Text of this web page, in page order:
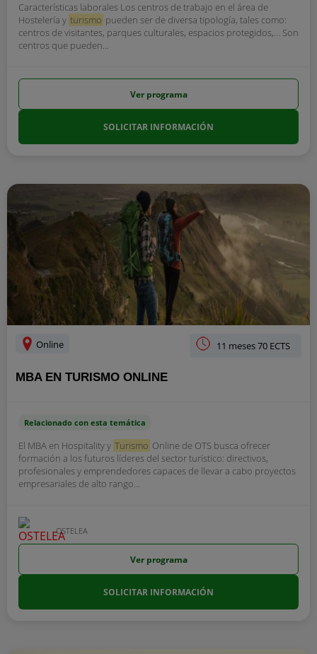
Características laborales Los centros de trabajo en el área de
Hostelería y turismo pueden ser de diversa tipología, tales como:
centros de visitantes, parques culturales, espacios protegidos,… Son
centros que pueden...
Ver programa
SOLICITAR INFORMACIÓN
Online 11 meses 70 ECTS
MBA EN TURISMO ONLINE
Relacionado con esta temática
El MBA en Hospitality y Turismo Online de OTS busca ofrecer
formación a los futuros líderes del sector turístico: directivos,
profesionales y emprendedores capaces de llevar a cabo proyectos
empresariales de alto rango...
OSTELEA
Ver programa
SOLICITAR INFORMACIÓN